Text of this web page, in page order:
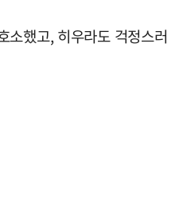
소했고, 히우라도 걱정스러